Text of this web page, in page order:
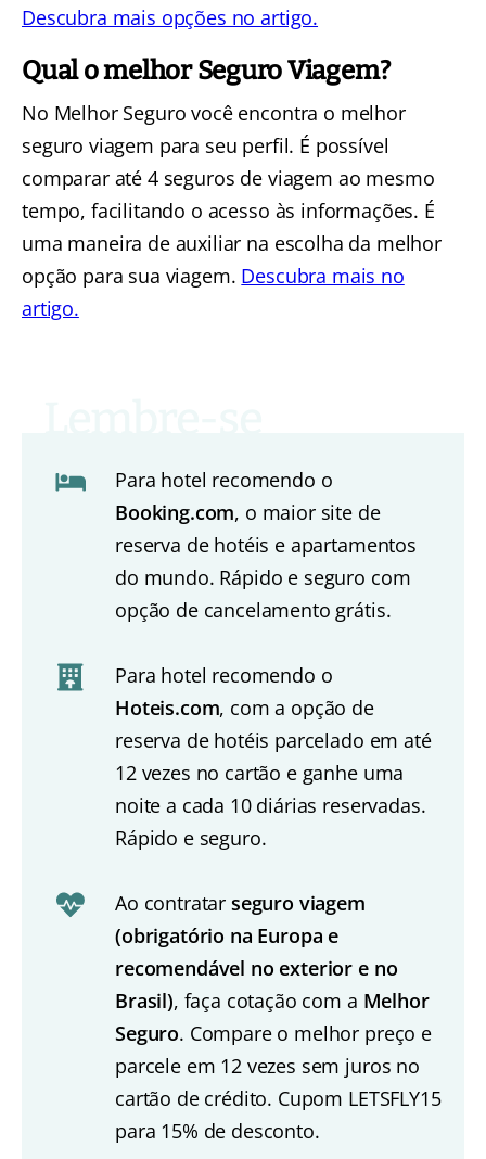
Descubra mais opções no artigo.
Qual o melhor Seguro Viagem?
No Melhor Seguro você encontra o melhor
seguro viagem para seu perfil. É possível
comparar até 4 seguros de viagem ao mesmo
tempo, facilitando o acesso às informações. É
uma maneira de auxiliar na escolha da melhor
opção para sua viagem. Descubra mais no
artigo.
Para hotel recomendo o
Booking.com, o maior site de
reserva de hotéis e apartamentos
do mundo. Rápido e seguro com
opção de cancelamento grátis.
Para hotel recomendo o
Hoteis.com, com a opção de
reserva de hotéis parcelado em até
12 vezes no cartão e ganhe uma
noite a cada 10 diárias reservadas.
Rápido e seguro.
Ao contratar seguro viagem
(obrigatório na Europa e
recomendável no exterior e no
Brasil), faça cotação com a Melhor
Seguro. Compare o melhor preço e
parcele em 12 vezes sem juros no
cartão de crédito. Cupom LETSFLY15
para 15% de desconto.